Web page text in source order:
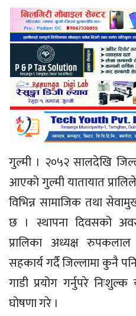
गुल्मी । २०५२ सालदेखि
आएको गुल्मी यातायात
विभिन्न सामाजिक तथा
छ । स्थापना दिवसको
प्रालिका अध्यक्ष
सहकार्य गर्दै जिल्लामा कुनै
गाडी प्रयोग गर्नुपरे
घोषणा गरे ।